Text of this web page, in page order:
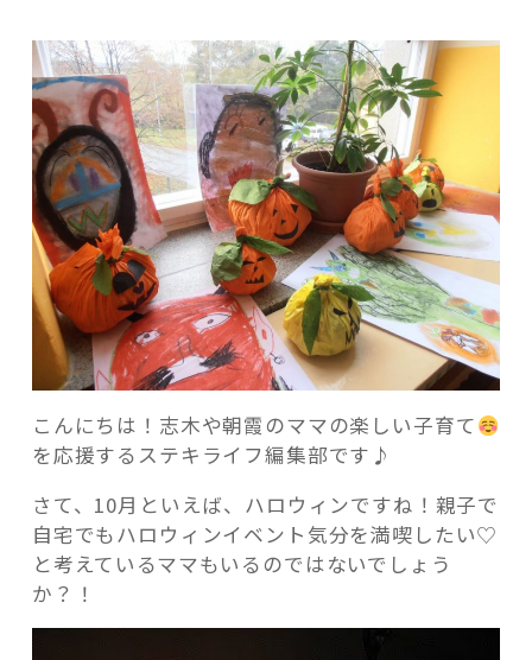
コーディネーター紹介
これからの暮らし 住み替え相談
記事検索
創
作！
ハ
ロ
ウ
ィ
ン・
ア
レ
ン
ジ
ン
ト
体
に
挑
戦
し
よ
こんにちは！志木や朝霞のママの楽しい子育て
を応援するステキライフ編集部です♪
さて、10月といえば、ハロウィンですね！親子で
自宅でもハロウィンイベント気分を満喫したい♡
と考えているママもいるのではないでしょう
か？！